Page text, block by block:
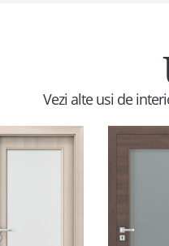
Vezi alte usi de